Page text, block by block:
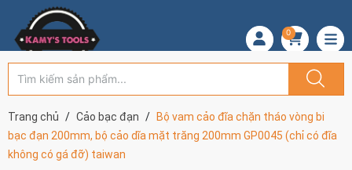
0
Trang chủ Cảo bạc đạn
Bộ vam cảo đĩa chặn tháo vòng bi
bạc đạn 200mm, bộ cảo dĩa mặt trăng 200mm GP0045 (chỉ có đĩa
không có gá đỡ) taiwan